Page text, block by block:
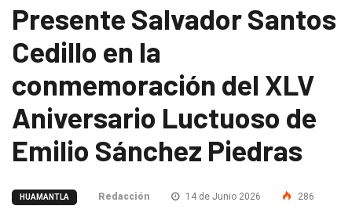
Presente Salvador Santos
Cedillo en la
conmemoración del XLV
Aniversario Luctuoso de
Emilio Sánchez Piedras
HUAMANTLA Redacción 14 de Junio 2026 286